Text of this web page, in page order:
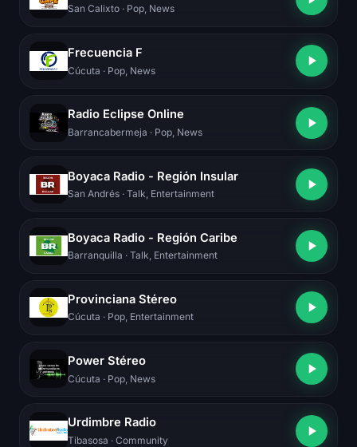
San Calixto · Pop, News
Frecuencia F
Cúcuta · Pop, News
Radio Eclipse Online
Barrancabermeja · Pop, News
Boyaca Radio - Región Insular
San Andrés · Talk, Entertainment
Boyaca Radio - Región Caribe
Barranquilla · Talk, Entertainment
Provinciana Stéreo
Cúcuta · Pop, Entertainment
Power Stéreo
Cúcuta · Pop, News
Urdimbre Radio
Tibasosa · Community